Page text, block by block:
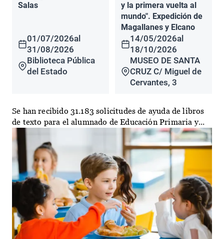
Salas
01/07/2026al
31/08/2026
Biblioteca Pública
del Estado
y la primera vuelta al
mundo". Expedición de
Magallanes y Elcano
14/05/2026al
18/10/2026
MUSEO DE SANTA
CRUZ C/ Miguel de
Cervantes, 3
Se han recibido 31.183 solicitudes de ayuda de libros
de texto para el alumnado de Educación Primaria y...